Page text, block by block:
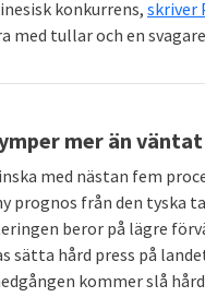
konkurrens, skriver
med tullar och en
mer än väntat
med nästan fem
prognos från den tyska
beror på lägre
sätta hård press på
kommer slå